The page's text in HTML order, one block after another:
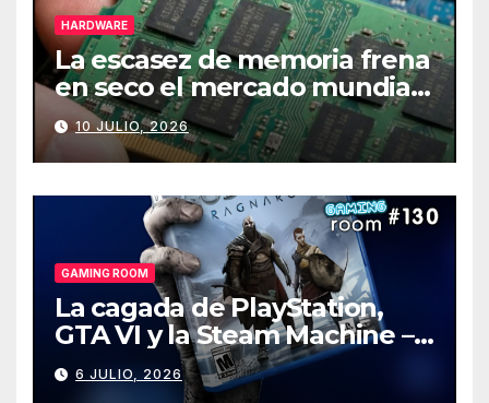
HARDWARE
La escasez de memoria frena
en seco el mercado mundial
de PCs
10 JULIO, 2026
GAMING ROOM
La cagada de PlayStation,
GTA VI y la Steam Machine –
Gaming Room #130
6 JULIO, 2026